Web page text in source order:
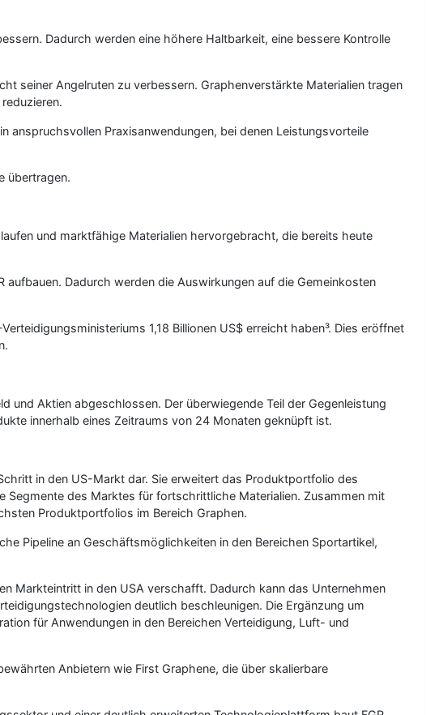
Dadurch werden eine höhere Haltbarkeit, eine bessere Kontrolle
seiner Angelruten zu verbessern. Graphenverstärkte Materialien tragen
anspruchsvollen Praxisanwendungen, bei denen Leistungsvorteile
übertragen.
und marktfähige Materialien hervorgebracht, die bereits heute
Dadurch werden die Auswirkungen auf die Gemeinkosten
1,18 Billionen US$ erreicht haben³. Dies eröffnet
und Aktien abgeschlossen. Der überwiegende Teil der Gegenleistung
innerhalb eines Zeitraums von 24 Monaten geknüpft ist.
in den US-Markt dar. Sie erweitert das Produktportfolio des
des Marktes für fortschrittliche Materialien. Zusammen mit
Produktportfolios im Bereich Graphen.
Pipeline an Geschäftsmöglichkeiten in den Bereichen Sportartikel,
Markteintritt in den USA verschafft. Dadurch kann das Unternehmen
deutlich beschleunigen. Die Ergänzung um
für Anwendungen in den Bereichen Verteidigung, Luft- und
Anbietern wie First Graphene, die über skalierbare